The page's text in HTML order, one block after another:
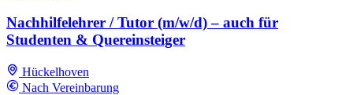
Nachhilfelehrer / Tutor (m/w/d) – auch für
Studenten & Quereinsteiger
Hückelhoven
Nach Vereinbarung